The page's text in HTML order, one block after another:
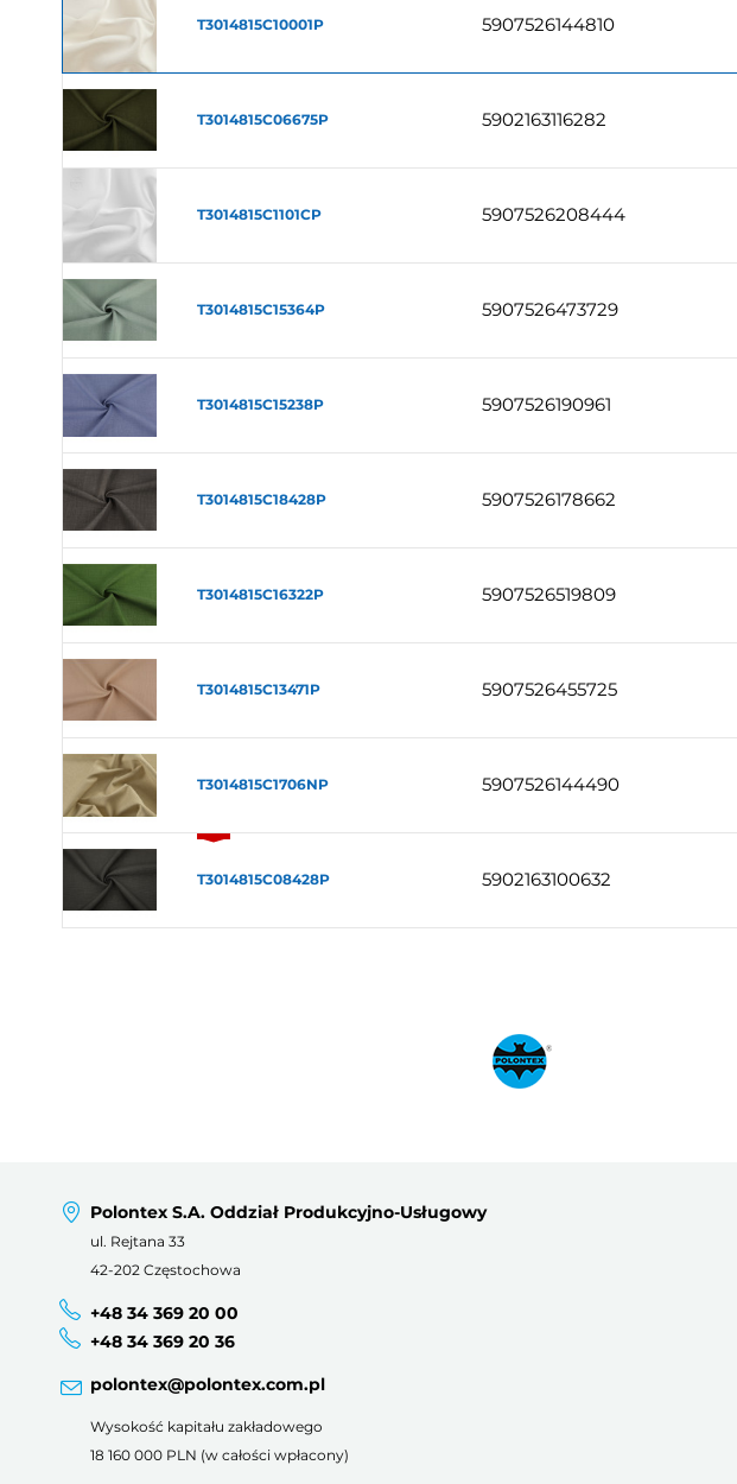
T3014815C10001P 5907526144810
T3014815C06675P 5902163116282
T3014815C1101CP 5907526208444
T3014815C15364P 5907526473729
T3014815C15238P 5907526190961
T3014815C18428P 5907526178662
T3014815C16322P 5907526519809
T3014815C13471P 5907526455725
T3014815C1706NP 5907526144490
T3014815C08428P 5902163100632
Polontex S.A. Oddział Produkcyjno-Usługowy
ul. Rejtana 33
42-202 Częstochowa
+48 34 369 20 00
+48 34 369 20 36
polontex@polontex.com.pl
Wysokość kapitału zakładowego
18 160 000 PLN (w całości wpłacony)